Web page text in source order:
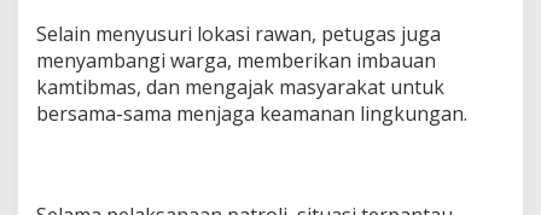
a
n
P
a
Selain menyusuri lokasi rawan, petugas juga
menyambangi warga, memberikan imbauan
kamtibmas, dan mengajak masyarakat untuk
bersama-sama menjaga keamanan lingkungan.